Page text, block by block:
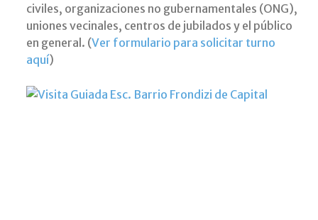
civiles, organizaciones no gubernamentales (ONG),
uniones vecinales, centros de jubilados y el público
en general. (Ver formulario para solicitar turno
aquí)